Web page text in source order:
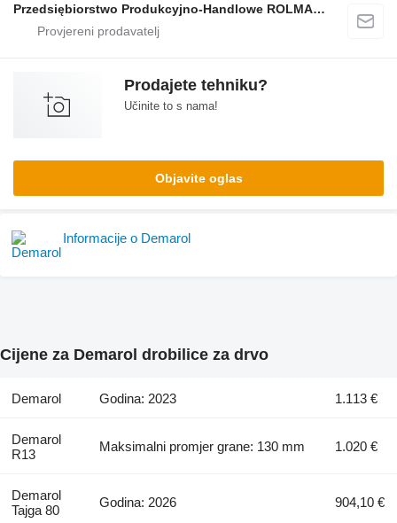
Przedsiębiorstwo Produkcyjno-Handlowe ROLMAPOL Marcin Dziekan
Prodajete tehniku?
Učinite to s nama!
Objavite oglas
Informacije o Demarol
Cijene za Demarol drobilice za drvo
Demarol Godina: 2023 1.113 €
Demarol
R13
Maksimalni promjer grane: 130 mm 1.020 €
Demarol
Tajga 80
Godina: 2026 904,10 €